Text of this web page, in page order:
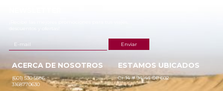
ACERCA DE NOSOTROS
(601) 530 5586
3168770630
ESTAMOS UBICADOS
Cr 14 # 94-44 OF 602